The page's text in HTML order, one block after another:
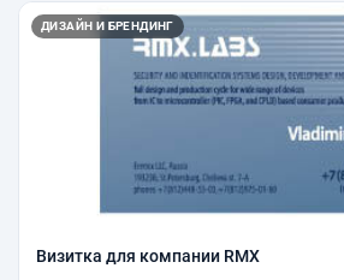
ДИЗАЙН И БРЕНДИНГ
Визитка для компании RMX